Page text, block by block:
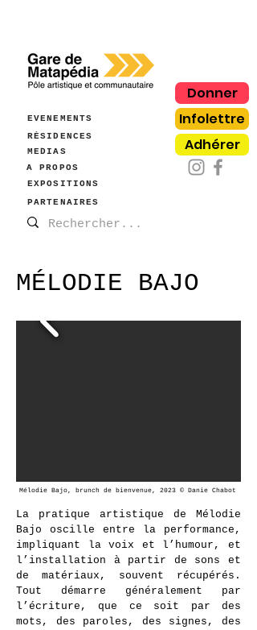
ÉVÈNEMENTS
RÉSIDENCES
MÉDIAS
À PROPOS
EXPOSITIONS
Donner
Infolettre
Adhérer
PARTENAIRES
MÉLODIE BAJO
Mélodie Bajo, brunch de bienvenue, 2023 © Danie Chabot
La pratique artistique de Mélodie
Bajo oscille entre la performance,
impliquant la voix et l’humour, et
l’installation à partir de sons et
de matériaux, souvent récupérés.
Tout démarre généralement par
l’écriture, que ce soit par des
mots, des paroles, des signes, des